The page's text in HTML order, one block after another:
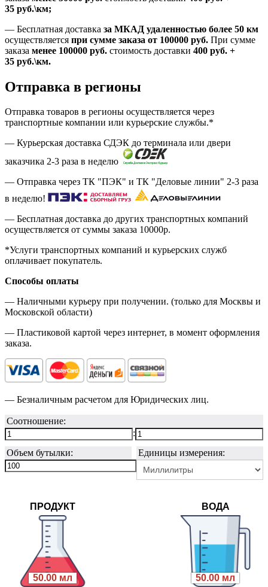
35 руб.\км;
— Бесплатная доставка за МКАД удаленностью более 50 км
осуществляется при сумме заказа от 100000 руб. При сумме
заказа менее 100000 руб. стоимость доставки 400 руб. +
35 руб.\км.
Отправка в регионы
Отправка товаров в регионы осуществляется через
транспортные компании или курьерские службы.*
— Курьерская доставка СДЭК до терминала или двери
заказчика 2-3 раза в неделю
— Отправка через ТК "ПЭК" и ТК "Деловые линии" 2-3 раза
в неделю!
— Бесплатная доставка до других транспортных компаний
осуществляется от суммы заказа 10000р.
*Услуги транспортных компаний и курьерских служб
оплачивает покупатель.
Способы оплаты
— Наличными курьеру при получении. (только для Москвы и
Московской области)
— Пластиковой картой через интернет, в момент оформления
заказа.
— Безналичным расчетом для Юридических лиц.
Соотношение:
:
Объем бутылки:
Единицы измерения:
ПРОДУКТ
50.00 мл
ВОДА
50.00 мл